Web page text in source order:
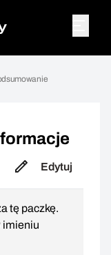
Edytuj
tę paczkę.
imieniu